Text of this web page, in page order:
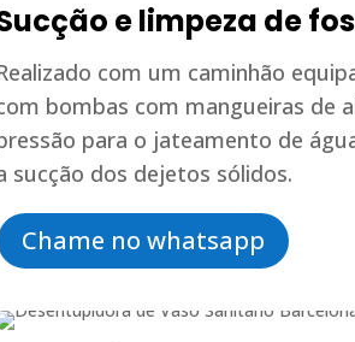
e limpeza de
com um caminhão
bombas com mangueiras de
para o jateamento de
sucção dos dejetos sólidos.
Chame no whatsapp